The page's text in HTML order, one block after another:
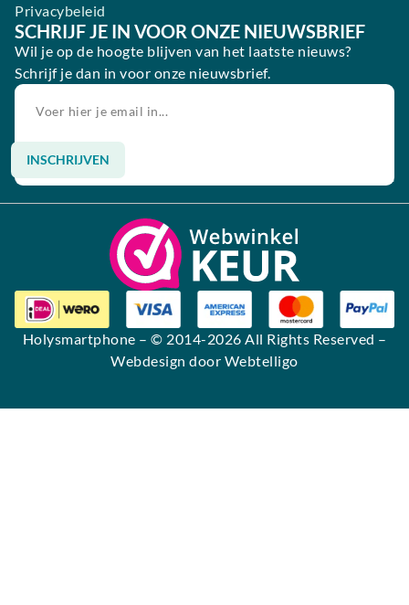
Privacybeleid
SCHRIJF JE IN VOOR ONZE NIEUWSBRIEF
Wil je op de hoogte blijven van het laatste nieuws?
Schrijf je dan in voor onze nieuwsbrief.
INSCHRIJVEN
Alternative:
Holysmartphone – © 2014-2026 All Rights Reserved –
Webdesign door Webtelligo